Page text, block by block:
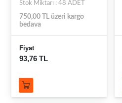
Stok Miktarı : 48 ADET
750,00 TL üzeri kargo
bedava
Fiyat
93,76 TL